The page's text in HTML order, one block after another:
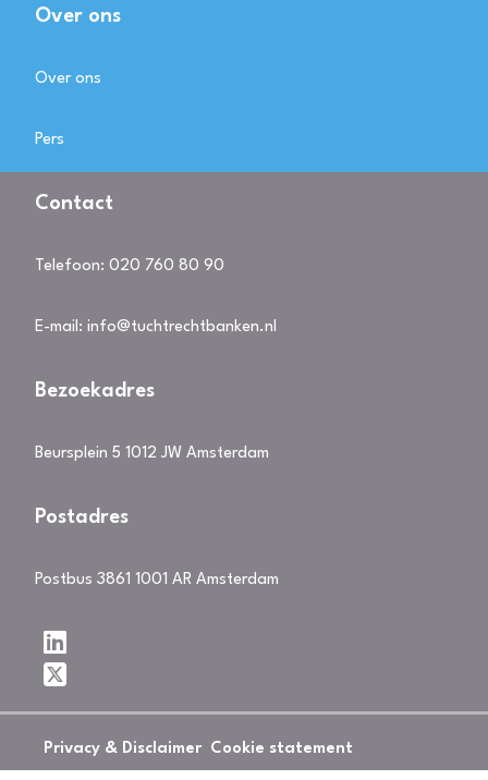
Over ons
Over ons
Pers
Contact
Telefoon: 020 760 80 90
E-mail: info@tuchtrechtbanken.nl
Bezoekadres
Beursplein 5 1012 JW Amsterdam
Postadres
Postbus 3861 1001 AR Amsterdam
Privacy & Disclaimer Cookie statement